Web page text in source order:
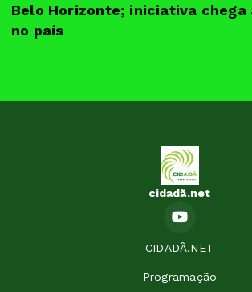
Belo Horizonte; iniciativa chega
no país
cidadã.net
CIDADÃ.NET
Programação